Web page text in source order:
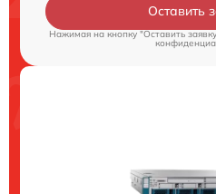
Оставить
Нажимая на кнопку "Оставить